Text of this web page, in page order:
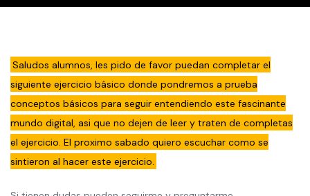
Saludos alumnos, les pido de favor puedan completar el
siguiente ejercicio básico donde pondremos a prueba
conceptos básicos para seguir entendiendo este fascinante
mundo digital, asi que no dejen de leer y traten de completas
el ejercicio. El proximo sabado quiero escuchar como se
sintieron al hacer este ejercicio.